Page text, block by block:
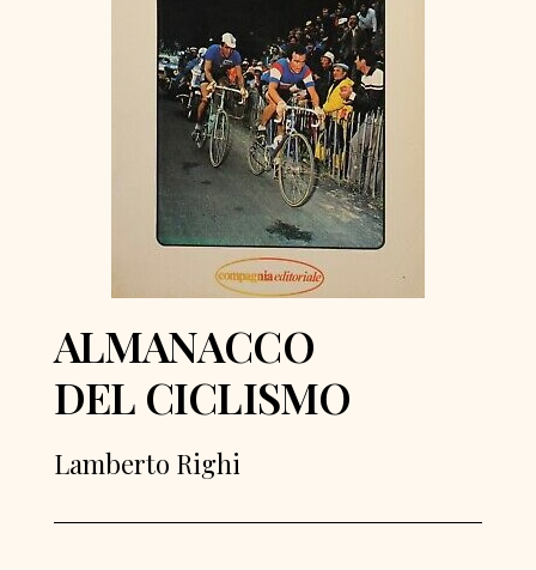
ALMANACCO
DEL CICLISMO
Lamberto Righi